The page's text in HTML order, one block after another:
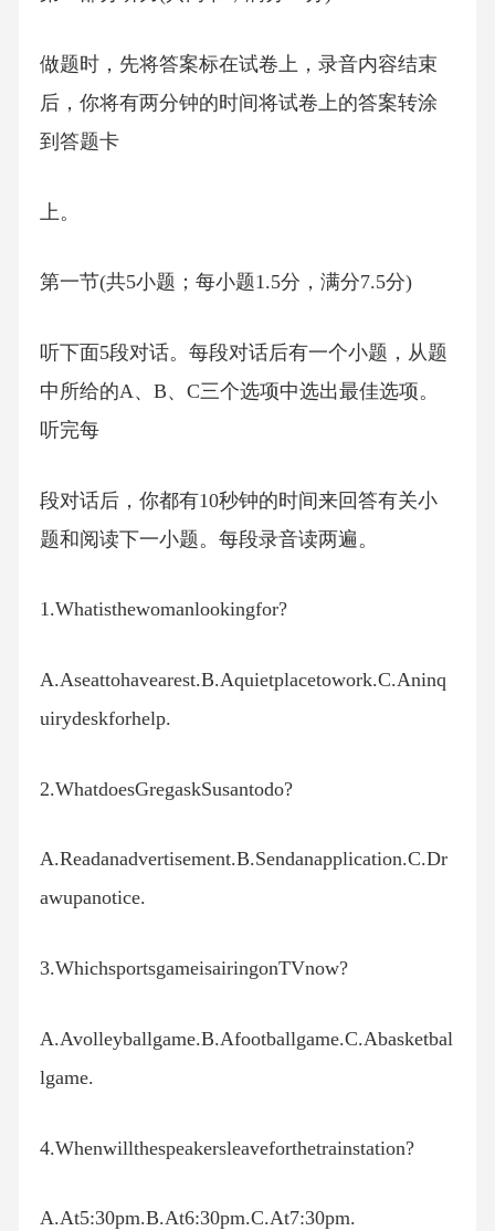
做题时，先将答案标在试卷上，录音内容结束
后，你将有两分钟的时间将试卷上的答案转涂
到答题卡
上。
第一节(共5小题；每小题1.5分，满分7.5分)
听下面5段对话。每段对话后有一个小题，从题
中所给的A、B、C三个选项中选出最佳选项。
听完每
段对话后，你都有10秒钟的时间来回答有关小
题和阅读下一小题。每段录音读两遍。
1.Whatisthewomanlookingfor?
A.Aseattohavearest.B.Aquietplacetowork.C.Aninq
uirydeskforhelp.
2.WhatdoesGregaskSusantodo?
A.Readanadvertisement.B.Sendanapplication.C.Dr
awupanotice.
3.WhichsportsgameisairingonTVnow?
A.Avolleyballgame.B.Afootballgame.C.Abasketbal
lgame.
4.Whenwillthespeakersleaveforthetrainstation?
A.At5:30pm.B.At6:30pm.C.At7:30pm.